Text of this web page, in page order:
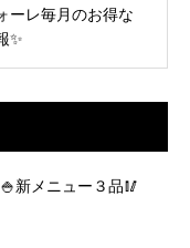
ーレ毎月のお得な
✨
新メニュー３品🥢